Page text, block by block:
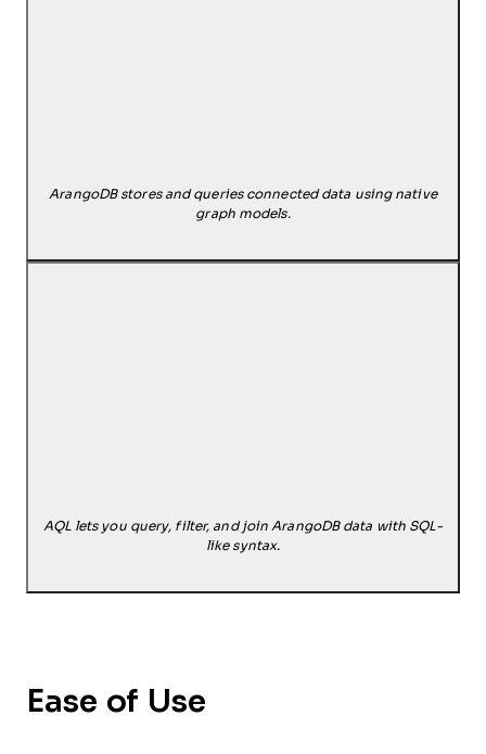
ArangoDB stores and queries connected data using native
graph models.
AQL lets you query, filter, and join ArangoDB data with SQL-
like syntax.
Ease of Use